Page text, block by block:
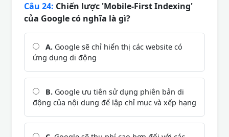
Câu 24: Chiến lược 'Mobile-First Indexing'
của Google có nghĩa là gì?
A. Google sẽ chỉ hiển thị các website có
ứng dụng di động
B. Google ưu tiên sử dụng phiên bản di
động của nội dung để lập chỉ mục và xếp hạng